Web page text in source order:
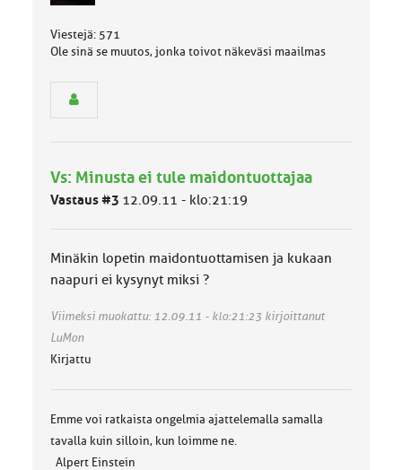
n
o
k
Viestejä: 571
Ole sinä se muutos, jonka toivot näkeväsi maailmas
Vs: Minusta ei tule maidontuottajaa
Vastaus #3 12.09.11 - klo:21:19
Minäkin lopetin maidontuottamisen ja kukaan
naapuri ei kysynyt miksi ?
Viimeksi muokattu: 12.09.11 - klo:21:23 kirjoittanut
LuMon
Kirjattu
Emme voi ratkaista ongelmia ajattelemalla samalla
tavalla kuin silloin, kun loimme ne.
Alpert Einstein